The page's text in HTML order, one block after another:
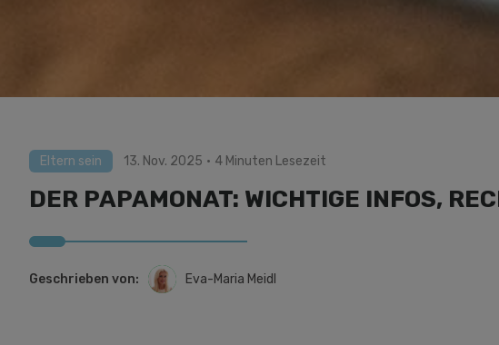
Eltern sein 13. Nov. 2025 · 4 Minuten Lesezeit
DER PAPAMONAT: WICHTIGE INFOS,
Geschrieben von: Eva-Maria Meidl